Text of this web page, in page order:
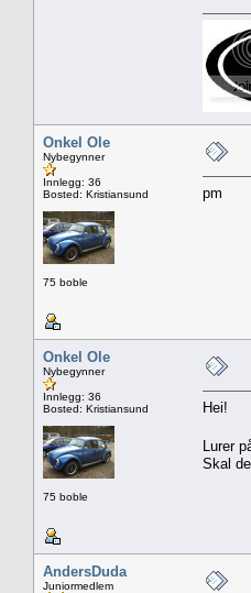
Onkel Ole
Nybegynner
Innlegg: 36
Bosted: Kristiansund
75 boble
pm
Onkel Ole
Nybegynner
Innlegg: 36
Bosted: Kristiansund
75 boble
Hei!
Lurer
Skal
AndersDuda
Juniormedlem